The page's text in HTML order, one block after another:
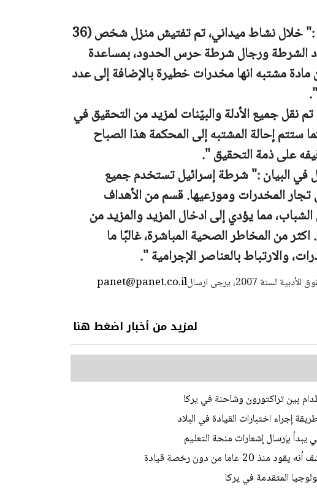
:"
خلال نشاط ميداني، تم تفتيش منزل شخص (36
الشرطة ورجال شرطة حرس الحدود، بمساعدة
32 كيلوغراما من مادة مشتبه انها مخدرات خطيرة بالإضافة إلى عدد
تم نقل جميع الأدلة والبيّنات لمزيد من التحقيق في
ستتم إحالة المشتبه إلى المحكمة هذا الصباح
على ذمة التحقيق ".
في البيان :"شرطة إسرائيل تستخدم جميع
تجار المخدرات وموزعيها. قسم من الأهداف
مما يؤدي إلى ادخال المزيد والمزيد من
من المخاطر الصحية المباشرة، غالبًا ما
والارتباط بالعناصر الإجرامية ".
panet@panet.co.ilاستعمال المضامين بموجب بند 27 أ لقانون الحقوق الأدبية لسنة 2007، يرجى ارسال
لمزيد من أخبار اضغط هنا
إجراء اختبارات القيادة في البلاد
بإرسال إشعارات منحة التعليم
من دون رخصة قيادة
المتقدمة في يركا